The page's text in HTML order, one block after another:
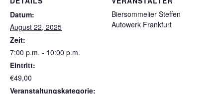
Datum:
August 22, 2025
Zeit:
7:00 p.m. - 10:00 p.m.
Eintritt:
€49,00
Veranstaltungskategorie:
Biersommelier Steffen
Autowerk Frankfurt